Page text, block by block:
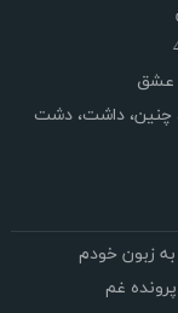
عشق
چنین، داشت، دشت
به زبون خودم
غم